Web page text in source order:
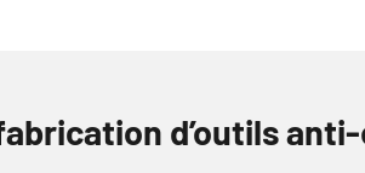
d’outils